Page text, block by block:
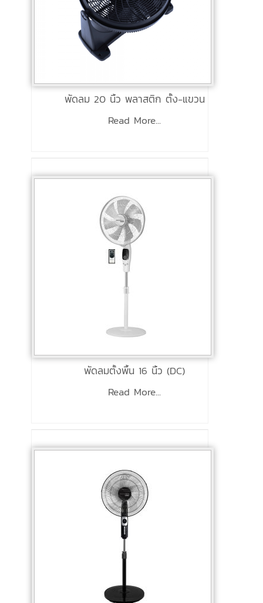
พัดลม 20 นิ้ว พลาสติก ตั้ง-แขวน
Read More...
พัดลมตั้งพื้น 16 นิ้ว (DC)
Read More...